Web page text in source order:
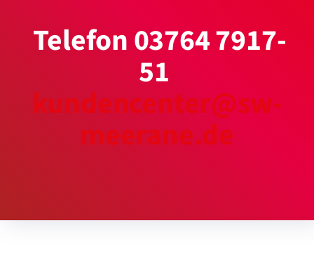
Telefon 03764 7917-
51
kundencenter@sw-
meerane.de